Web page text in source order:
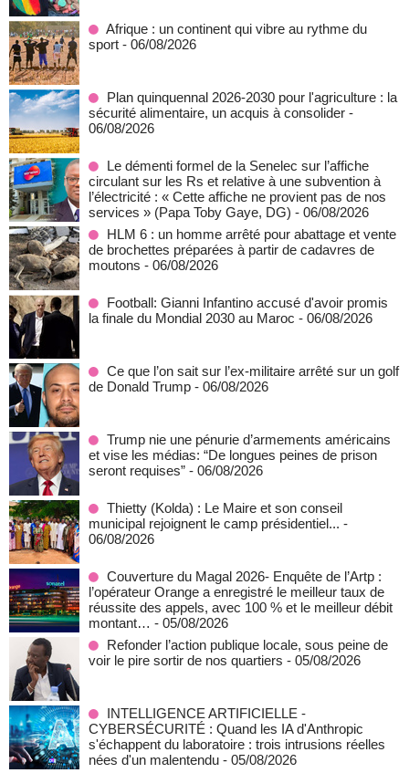
Afrique : un continent qui vibre au rythme du
sport - 06/08/2026
Plan quinquennal 2026-2030 pour l'agriculture : la
sécurité alimentaire, un acquis à consolider -
06/08/2026
Le démenti formel de la Senelec sur l’affiche
circulant sur les Rs et relative à une subvention à
l’électricité : « Cette affiche ne provient pas de nos
services » (Papa Toby Gaye, DG) - 06/08/2026
HLM 6 : un homme arrêté pour abattage et vente
de brochettes préparées à partir de cadavres de
moutons - 06/08/2026
Football: Gianni Infantino accusé d'avoir promis
la finale du Mondial 2030 au Maroc - 06/08/2026
Ce que l’on sait sur l’ex-militaire arrêté sur un golf
de Donald Trump - 06/08/2026
Trump nie une pénurie d’armements américains
et vise les médias: “De longues peines de prison
seront requises” - 06/08/2026
‎Thietty (Kolda) : Le Maire et son conseil
municipal rejoignent le camp présidentiel... -
06/08/2026
Couverture du Magal 2026- Enquête de l’Artp :
l’opérateur Orange a enregistré le meilleur taux de
réussite des appels, avec 100 % et le meilleur débit
montant… - 05/08/2026
Refonder l’action publique locale, sous peine de
voir le pire sortir de nos quartiers - 05/08/2026
INTELLIGENCE ARTIFICIELLE -
CYBERSÉCURITÉ : Quand les IA d'Anthropic
s'échappent du laboratoire : trois intrusions réelles
nées d'un malentendu - 05/08/2026